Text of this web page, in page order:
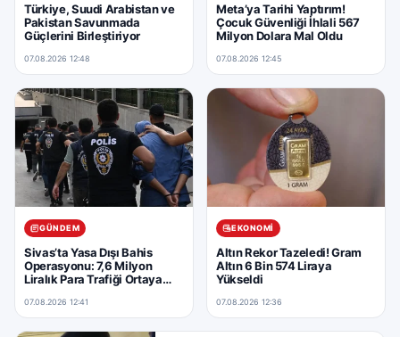
Türkiye, Suudi Arabistan ve
Pakistan Savunmada
Güçlerini Birleştiriyor
07.08.2026 12:48
Meta’ya Tarihi Yaptırım!
Çocuk Güvenliği İhlali 567
Milyon Dolara Mal Oldu
07.08.2026 12:45
GÜNDEM
Sivas’ta Yasa Dışı Bahis
Operasyonu: 7,6 Milyon
Liralık Para Trafiği Ortaya
07.08.2026 12:41
EKONOMI
Altın Rekor Tazeledi! Gram
Altın 6 Bin 574 Liraya
Yükseldi
07.08.2026 12:36